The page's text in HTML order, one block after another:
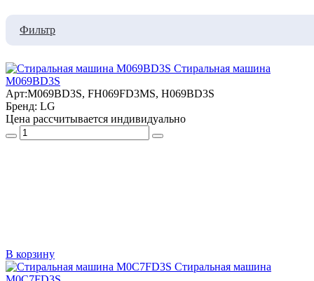
Фильтр
Стиральная машина
M069BD3S
Арт:M069BD3S, FH069FD3MS, H069BD3S
Бренд: LG
Цена рассчитывается индивидуально
В корзину
Стиральная машина